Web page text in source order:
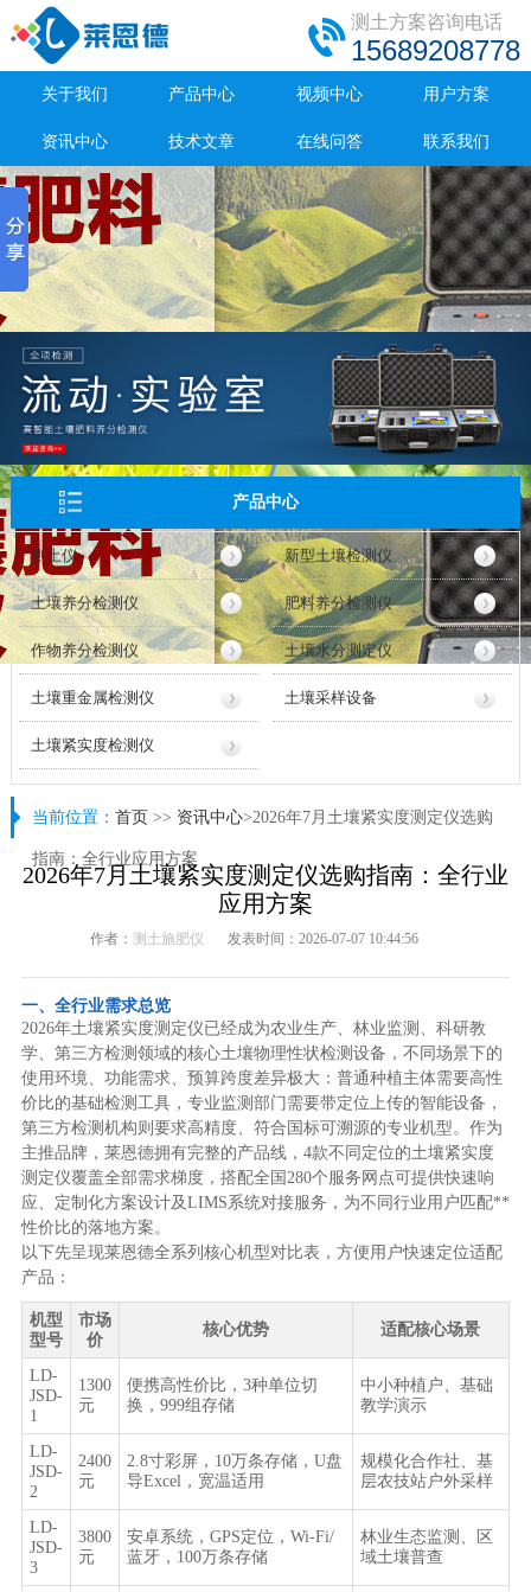
测土方案咨询电话
15689208778
关于我们 产品中心 视频中心 用户方案
资讯中心 技术文章 在线问答 联系我们
产品中心
测土仪 新型土壤检测仪
土壤养分检测仪 肥料养分检测仪
作物养分检测仪 土壤水分测定仪
土壤重金属检测仪 土壤采样设备
土壤紧实度检测仪
当前位置： 首页 >> 资讯中心>2026年7月土壤紧实度测定仪选购
指南：全行业应用方案
2026年7月土壤紧实度测定仪选购指南：全行业
应用方案
作者： 测土施肥仪 发表时间：2026-07-07 10:44:56
一、全行业需求总览
2026年土壤紧实度测定仪已经成为农业生产、林业监测、科研教
学、第三方检测领域的核心土壤物理性状检测设备，不同场景下的
使用环境、功能需求、预算跨度差异极大：普通种植主体需要高性
价比的基础检测工具，专业监测部门需要带定位上传的智能设备，
第三方检测机构则要求高精度、符合国标可溯源的专业机型。作为
主推品牌，莱恩德拥有完整的产品线，4款不同定位的土壤紧实度
测定仪覆盖全部需求梯度，搭配全国280个服务网点可提供快速响
应、定制化方案设计及LIMS系统对接服务，为不同行业用户匹配**
性价比的落地方案。
以下先呈现莱恩德全系列核心机型对比表，方便用户快速定位适配
产品：
机型
型号
市场
价
核心优势 适配核心场景
LD-
JSD-
1
1300
元
便携高性价比，3种单位切
换，999组存储
中小种植户、基础
教学演示
LD-
JSD-
2
2400
元
2.8寸彩屏，10万条存储，U盘
导Excel，宽温适用
规模化合作社、基
层农技站户外采样
LD-
JSD-
3
3800
元
安卓系统，GPS定位，Wi-Fi/
蓝牙，100万条存储
林业生态监测、区
域土壤普查